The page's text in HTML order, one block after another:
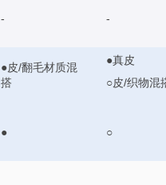
- -
●皮/翻毛材质混
搭
●真皮
○皮/织物混
● ○